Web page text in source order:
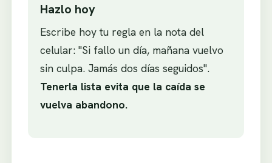
Hazlo hoy
Escribe hoy tu regla en la nota del
celular: "Si fallo un día, mañana vuelvo
sin culpa. Jamás dos días seguidos".
Tenerla lista evita que la caída se
vuelva abandono.